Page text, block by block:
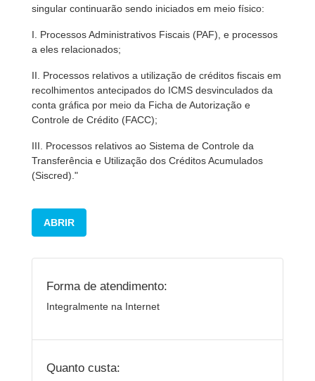
singular continuarão sendo iniciados em meio físico:
I. Processos Administrativos Fiscais (PAF), e processos
a eles relacionados;
II. Processos relativos a utilização de créditos fiscais em
recolhimentos antecipados do ICMS desvinculados da
conta gráfica por meio da Ficha de Autorização e
Controle de Crédito (FACC);
III. Processos relativos ao Sistema de Controle da
Transferência e Utilização dos Créditos Acumulados
(Siscred)."
ABRIR
Forma de atendimento:
Integralmente na Internet
Quanto custa: